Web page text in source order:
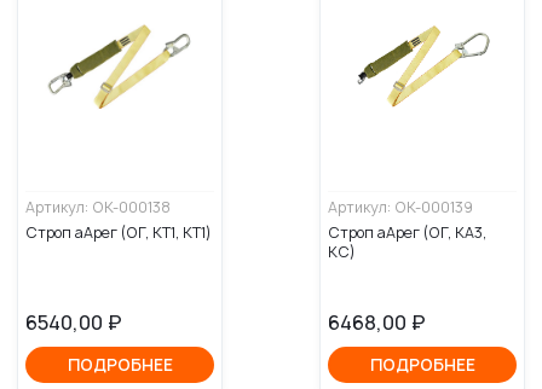
Артикул: ОК-000138
Строп аАрег (ОГ, КТ1, КТ1)
6540,00 ₽
ПОДРОБНЕЕ
Артикул: ОК-000139
Строп аАрег (ОГ, КА3,
КС)
6468,00 ₽
ПОДРОБНЕЕ